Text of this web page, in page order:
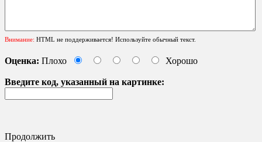
Внимание: HTML не поддерживается! Используйте обычный текст.
Оценка: Плохо Хорошо
Введите код, указанный на картинке:
Продолжить